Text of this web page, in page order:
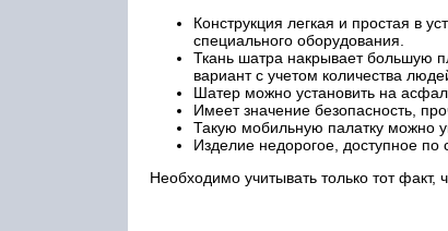
Конструкция легкая и простая в
специального оборудования.
Ткань шатра накрывает большую
вариант с учетом количества
Шатер можно установить на
Имеет значение безопасность,
Такую мобильную палатку можно
Изделие недорогое, доступное по
Необходимо учитывать только тот факт,